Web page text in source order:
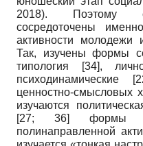
2018). Поэтому
сосредоточены
активности молодежи
Так, изучены формы
типология
[34],
психодинамические
ценностно-смысловых
изучаются
[27; 36]
формы
полинаправленной